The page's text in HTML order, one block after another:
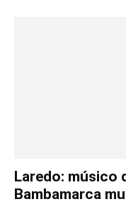
Laredo: músico
Bambamarca